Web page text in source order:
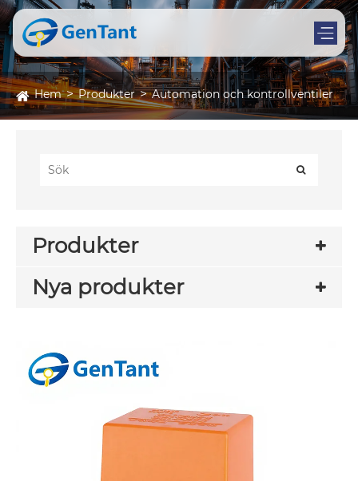
Hem Produkter Automation och kontrollventiler
Produkter
Nya produkter